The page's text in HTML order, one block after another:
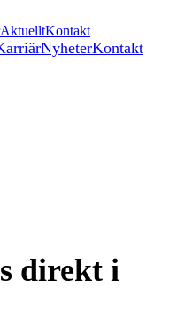
AktuelltKontakt
NyheterKontakt
direkt i